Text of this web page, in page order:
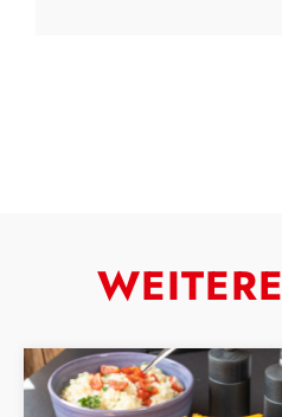
WEITERE